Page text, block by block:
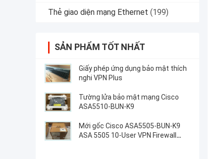
Thẻ giao diện mạng Ethernet (199)
SẢN PHẨM TỐT NHẤT
Giấy phép ứng dụng bảo mật thích
nghi VPN Plus
Tường lửa bảo mật mạng Cisco
ASA5510-BUN-K9
Mới gốc Cisco ASA5505-BUN-K9
ASA 5505 10-User VPN Firewall